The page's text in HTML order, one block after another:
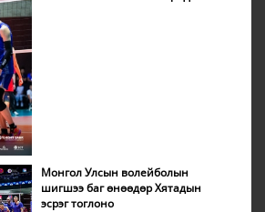
Монгол Улсын волейболын
шигшээ баг өнөөдөр Хятадын
эсрэг тоглоно